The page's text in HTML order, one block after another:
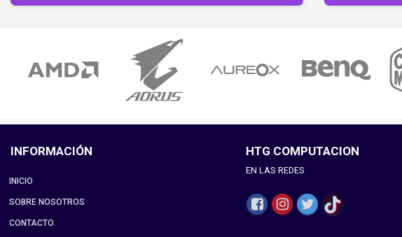
INFORMACIÓN
INICIO
SOBRE NOSOTROS
CONTACTO
HTG COMPUTACION
EN LAS REDES